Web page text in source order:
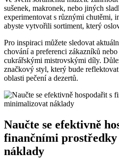
sušenek, makronek, nebo jiných
experimentovat s různými chutěmi,
abyste vytvořili sortiment, který
Pro inspiraci můžete sledovat
chování a preferenci zákazníků
cukrářskými mistrovskými díly.
značkový styl, který bude
oblasti pečení a dezertů.
Naučte se efektivně
finančními
náklady